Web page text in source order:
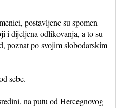
postavljene su spomen-
i dijeljena odlikovanja, a to su
poznat po svojim slobodarskim
sebe.
na putu od Hercegnovog